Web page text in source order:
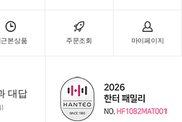
본상품 주문조회 마이페이지
대답